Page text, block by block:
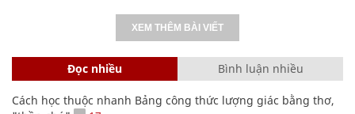
XEM THÊM BÀI VIẾT
Đọc nhiều Bình luận nhiều
Cách học thuộc nhanh Bảng công thức lượng giác bằng thơ,